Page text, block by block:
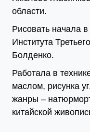
области.
Рисовать начала в
Института
Болденко.
Работала в
маслом, рисунка
жанры –
китайской